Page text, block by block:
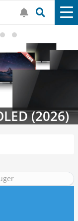
(2026)